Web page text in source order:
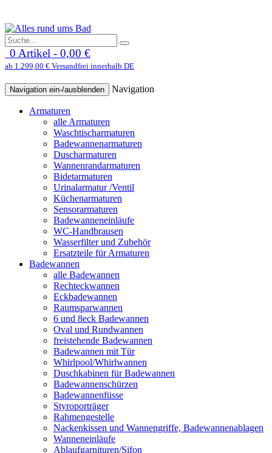
0 Artikel - 0,00 €
ab 1.299,00 € Versandfrei innerhalb DE
Navigation ein-/ausblenden Navigation
Armaturen
alle Armaturen
Waschtischarmaturen
Badewannenarmaturen
Duscharmaturen
Wannenrandarmaturen
Bidetarmaturen
Urinalarmatur /Ventil
Küchenarmaturen
Sensorarmaturen
Badewanneneinläufe
WC-Handbrausen
Wasserfilter und Zubehör
Ersatzteile für Armaturen
Badewannen
alle Badewannen
Rechteckwannen
Eckbadewannen
Raumsparwannen
6 und 8eck Badewannen
Oval und Rundwannen
freistehende Badewannen
Badewannen mit Tür
Whirlpool/Whirlwannen
Duschkabinen für Badewannen
Badewannenschürzen
Badewannenfüsse
Styroporträger
Rahmengestelle
Nackenkissen und Wannengriffe, Badewannenablagen
Wanneneinläufe
Ablaufgarnituren/Sifon